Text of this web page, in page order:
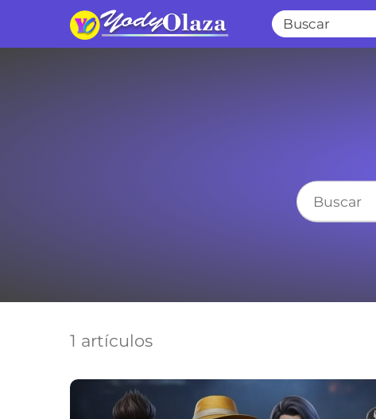
1 artículos